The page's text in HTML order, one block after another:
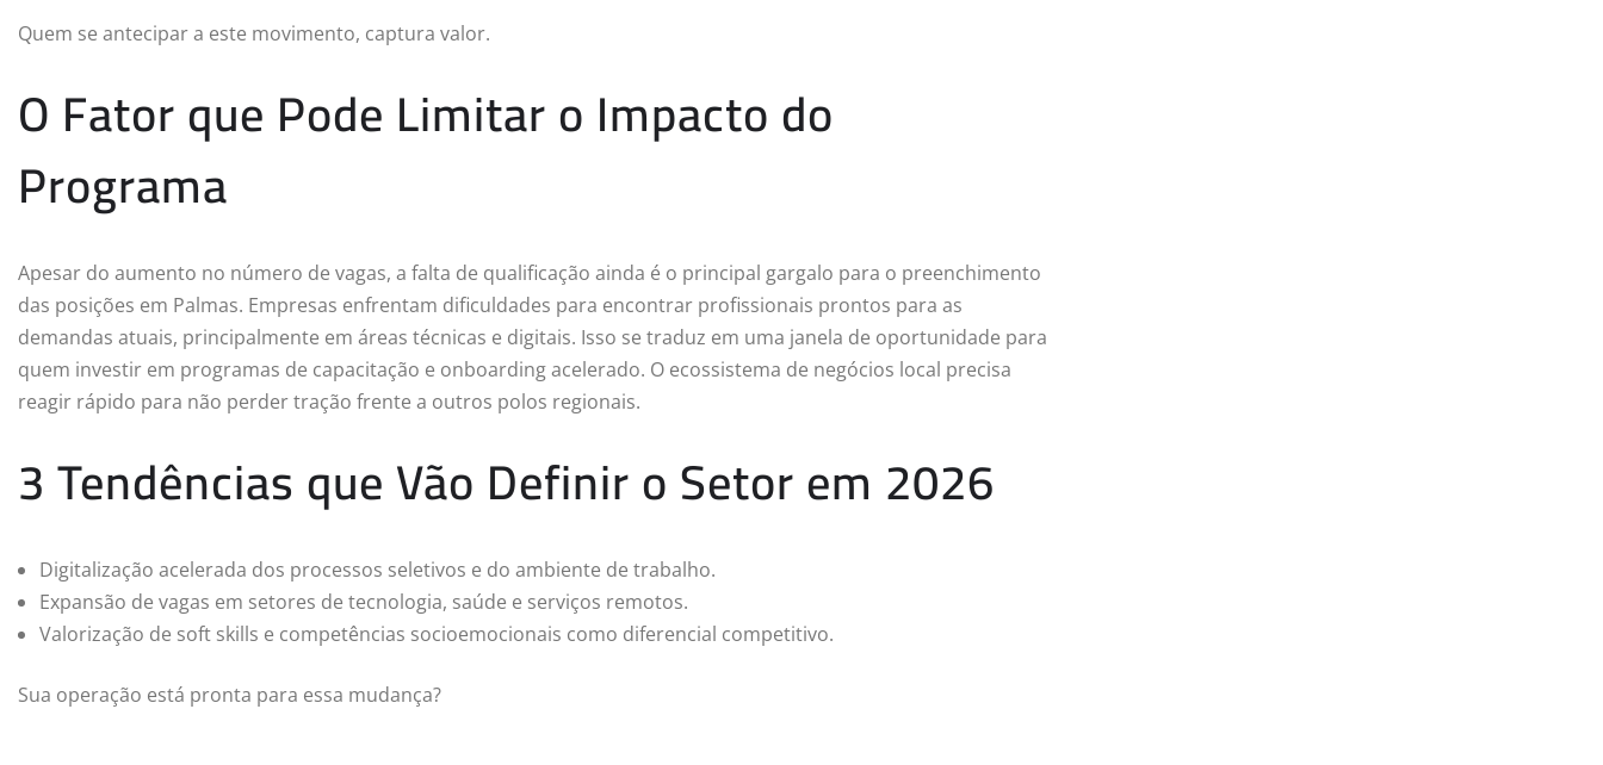
Quem se antecipar a este movimento, captura valor.
O Fator que Pode Limitar o Impacto do
Programa
Apesar do aumento no número de vagas, a falta de qualificação ainda é o principal gargalo para o preenchimento
das posições em Palmas. Empresas enfrentam dificuldades para encontrar profissionais prontos para as
demandas atuais, principalmente em áreas técnicas e digitais. Isso se traduz em uma janela de oportunidade para
quem investir em programas de capacitação e onboarding acelerado. O ecossistema de negócios local precisa
reagir rápido para não perder tração frente a outros polos regionais.
3 Tendências que Vão Definir o Setor em 2026
Digitalização acelerada dos processos seletivos e do ambiente de trabalho.
Expansão de vagas em setores de tecnologia, saúde e serviços remotos.
Valorização de soft skills e competências socioemocionais como diferencial competitivo.
Sua operação está pronta para essa mudança?